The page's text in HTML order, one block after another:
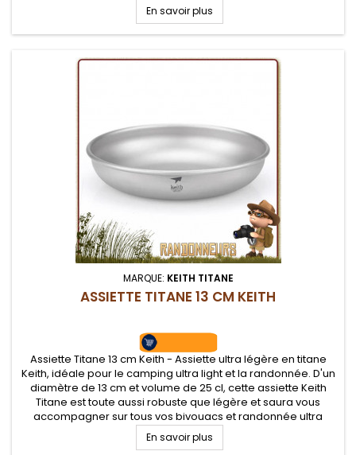
légère
En savoir plus
MARQUE: KEITH TITANE
ASSIETTE TITANE 13 CM KEITH
Assiette Titane 13 cm Keith - Assiette ultra légère en titane
Keith, idéale pour le camping ultra light et la randonnée. D'un
diamètre de 13 cm et volume de 25 cl, cette assiette Keith
Titane est toute aussi robuste que légère et saura vous
accompagner sur tous vos bivouacs et randonnée ultra
légère
En savoir plus